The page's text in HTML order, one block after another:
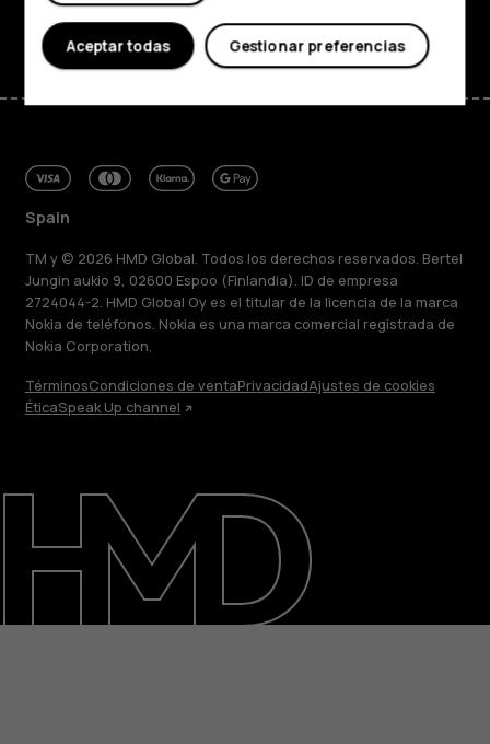
FacebookInstagram
TiktokYoutube
Spain
TM y © 2026 HMD Global. Todos los derechos reservados. Bertel
Jungin aukio 9, 02600 Espoo (Finlandia). ID de empresa
2724044-2. HMD Global Oy es el titular de la licencia de la marca
Nokia de teléfonos. Nokia es una marca comercial registrada de
Nokia Corporation.
TérminosCondiciones de ventaPrivacidadAjustes de cookies
ÉticaSpeak Up channel
Gestionar preferencias
Aceptar todas